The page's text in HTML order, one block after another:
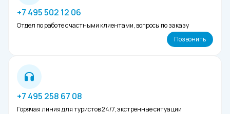
+7 495 502 12 06
Отдел по работе с частными клиентами, вопросы по заказу
Позвонить
+7 495 258 67 08
Горячая линия для туристов 24/7, экстренные ситуации